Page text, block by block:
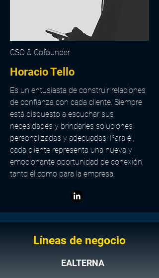
CSO & Cofounder
Horacio Tello
Es un entusiasta de construir relaciones
de confianza con cada cliente. Siempre
está dispuesto a escuchar sus
necesidades y brindarles soluciones
personalizadas y adecuadas. Para él,
cada cliente representa una nueva y
emocionante oportunidad de conexión,
tanto él como para la empresa.
Líneas de negocio
EALTERNA